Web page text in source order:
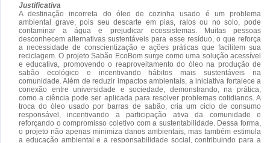
Justificativa
A destinação incorreta do óleo de cozinha usado é um problema
ambiental grave, pois seu descarte em pias, ralos ou no solo, pode
contaminar a água e prejudicar ecossistemas. Muitas pessoas
desconhecem alternativas sustentáveis para esse resíduo, o que reforça
a necessidade de conscientização e ações práticas que facilitem sua
reciclagem. O projeto Sabão EcoBom surge como uma solução acessível
e educativa, promovendo o reaproveitamento do óleo na produção de
sabão ecológico e incentivando hábitos mais sustentáveis na
comunidade. Além de reduzir impactos ambientais, a iniciativa fortalece a
conexão entre universidade e sociedade, demonstrando, na prática,
como a ciência pode ser aplicada para resolver problemas cotidianos. A
troca do óleo usado por barras de sabão, cria um ciclo de consumo
responsável, incentivando a participação ativa da comunidade e
reforçando o compromisso coletivo com a sustentabilidade. Dessa forma,
o projeto não apenas minimiza danos ambientais, mas também estimula
a educação ambiental e a responsabilidade social, contribuindo para a